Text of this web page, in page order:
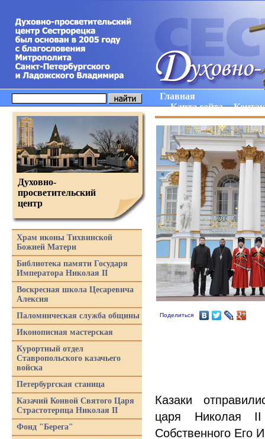
Главная
Карта сайта
Поделиться
Казаки
царя Николая II
Собственного Его
Духовно-
просветительский
центр
Храм иконы Тихвинской
Божией Матери
Библиотека памяти Государя
Императора Николая II
Воскресная школа Цесаревича
Алексия
Паломническая служба общины
Иконописная мастерская
Курортный отдел
Ставропольского казачьего
войска
Петербургская станица
Казачий Конвой Святого Царя
Страстотерпца Николая II
Фонд "Берега"